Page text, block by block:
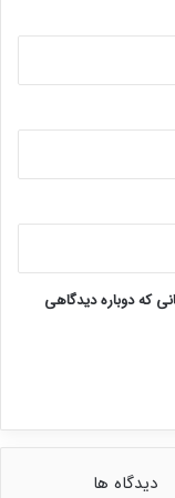
که دوباره دیدگاهی
دیدگاه ها